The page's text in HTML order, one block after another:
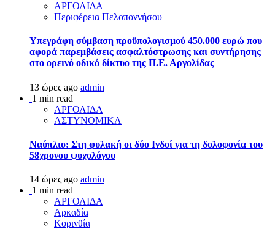
ΑΡΓΟΛΙΔΑ
Περιφέρεια Πελοποννήσου
Υπεγράφη σύμβαση προϋπολογισμού 450.000 ευρώ που
αφορά παρεμβάσεις ασφαλτόστρωσης και συντήρησης
στο ορεινό οδικό δίκτυο της Π.Ε. Αργολίδας
13 ώρες ago admin
1 min read
ΑΡΓΟΛΙΔΑ
ΑΣΤΥΝΟΜΙΚΑ
Ναύπλιο: Στη φυλακή οι δύο Ινδοί για τη δολοφονία του
58χρονου ψυχολόγου
14 ώρες ago admin
1 min read
ΑΡΓΟΛΙΔΑ
Αρκαδία
Κορινθία